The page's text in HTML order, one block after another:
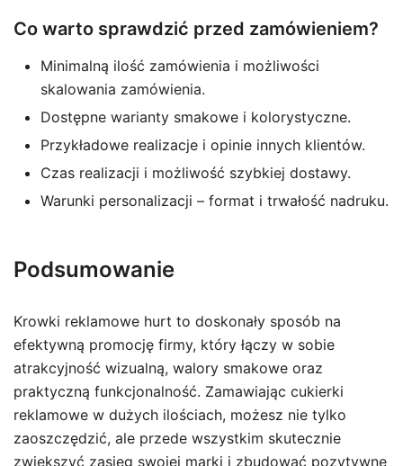
Co warto sprawdzić przed zamówieniem?
Minimalną ilość zamówienia i możliwości
skalowania zamówienia.
Dostępne warianty smakowe i kolorystyczne.
Przykładowe realizacje i opinie innych klientów.
Czas realizacji i możliwość szybkiej dostawy.
Warunki personalizacji – format i trwałość nadruku.
Podsumowanie
Krowki reklamowe hurt to doskonały sposób na
efektywną promocję firmy, który łączy w sobie
atrakcyjność wizualną, walory smakowe oraz
praktyczną funkcjonalność. Zamawiając cukierki
reklamowe w dużych ilościach, możesz nie tylko
zaoszczędzić, ale przede wszystkim skutecznie
zwiększyć zasięg swojej marki i zbudować pozytywne